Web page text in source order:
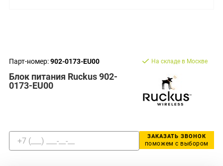
Парт-номер:902-0173-EU00
Блок питания Ruckus 902-
0173-EU00
На складе в Москве
ЗАКАЗАТЬ ЗВОНОК
поможем с выбором